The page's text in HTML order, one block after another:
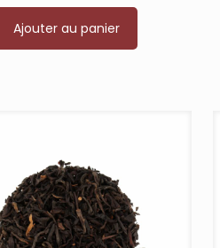
Ajouter au panier